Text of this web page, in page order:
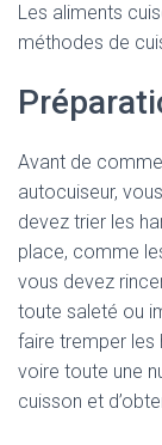
Les aliments
méthodes de
Avant de
autocuiseur,
devez trier les
place, comme
vous devez
toute saleté ou
faire tremper les
voire toute une
cuisson et